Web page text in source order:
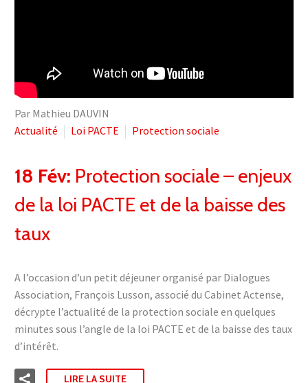
Par Mathieu DAUVIN
Actualité
Loi PACTE Protection sociale
18 Fév: Protection sociale – enjeux
de la loi PACTE et de la baisse des
taux
A l’occasion d’un petit déjeuner organisé par Dialogues
Association, François Lusson, associé du Cabinet Actense,
décrypte l’actualité de la protection sociale en quelques
minutes sous l’angle de la loi PACTE et de la baisse des taux
d’intérêt.
LIRE LA SUITE